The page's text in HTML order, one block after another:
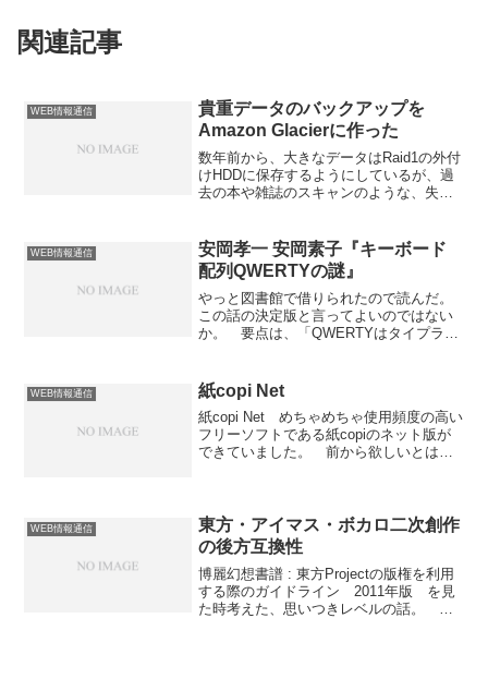
関連記事
WEB情報通信
貴重データのバックアップを
Amazon Glacierに作った
数年前から、大きなデータはRaid1の外付
けHDDに保存するようにしているが、過
去の本や雑誌のスキャンのような、失く
所に保管するということも考えられる
が、どうも面倒くさいしスマートではな
い。クラウドとか言われて久しいのだか
ら、もっといい技術ができているはず
だ。 結局AWS(Amazon Web Services/
アマゾンウェブサービス)を使って解決す
- ku-sukeのブログおまけ ジェーン・マ
ゴニガル 「ゲームで10年長生きしましょ
う」
WEB情報通信
安岡孝一 安岡素子『キーボード
配列QWERTYの謎』
やっと図書館で借りられたので読んだ。
この話の決定版と言ってよいのではない
か。 要点は、「QWERTYはタイプライ
いように決められた。」というよく聞く
話は、意外で強い印象を与えるというだ
けの理由で生き残っているデマであり、
本当はそんな単純な話ではなくもっと複
雑な歴史的経緯があるということ。 し
畏敬の念すら起こさせる。以前著者の方
から以前コメントをいただいていたこと
に気づいた。ありがとうございます。お
まけ まあ……これしかないよね。MAD
は多すぎて選べなかったので本家。【ニ
コニコ動画】キーボードクラッシャー空
WEB情報通信 紙copi Net
紙copi Net めちゃめちゃ使用頻度の高い
フリーソフトである紙copiのネット版が
できていました。 前から欲しいとは思
ラウザ上で動いていることを思わず忘れ
るぐらい。これは定番化するかも。おま
け 紙→紙芝居→パラパラ漫画【ニコニ
コ動画】パラパラ漫画を壮大にしてみ
た on 壁
WEB情報通信
東方・アイマス・ボカロ二次創作
の後方互換性
博麗幻想書譜 : 東方Projectの版権を利用
する際のガイドライン 2011年版 を見
た時考えた、思いつきレベルの話。 ソ